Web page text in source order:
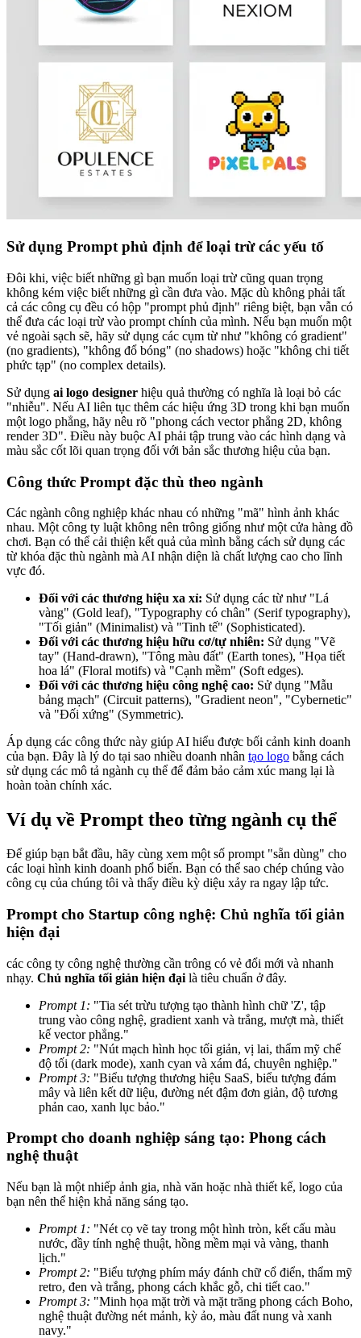
Sử dụng Prompt phủ định để loại trừ các yếu tố
Đôi khi, việc biết những gì bạn muốn loại trừ cũng quan trọng
không kém việc biết những gì cần đưa vào. Mặc dù không phải tất
cả các công cụ đều có hộp "prompt phủ định" riêng biệt, bạn vẫn có
thể đưa các loại trừ vào prompt chính của mình. Nếu bạn muốn một
vẻ ngoài sạch sẽ, hãy sử dụng các cụm từ như "không có gradient"
(no gradients), "không đổ bóng" (no shadows) hoặc "không chi tiết
phức tạp" (no complex details).
Sử dụng ai logo designer hiệu quả thường có nghĩa là loại bỏ các
"nhiễu". Nếu AI liên tục thêm các hiệu ứng 3D trong khi bạn muốn
một logo phẳng, hãy nêu rõ "phong cách vector phẳng 2D, không
render 3D". Điều này buộc AI phải tập trung vào các hình dạng và
màu sắc cốt lõi quan trọng đối với bản sắc thương hiệu của bạn.
Công thức Prompt đặc thù theo ngành
Các ngành công nghiệp khác nhau có những "mã" hình ảnh khác
nhau. Một công ty luật không nên trông giống như một cửa hàng đồ
chơi. Bạn có thể cải thiện kết quả của mình bằng cách sử dụng các
từ khóa đặc thù ngành mà AI nhận diện là chất lượng cao cho lĩnh
vực đó.
Đối với các thương hiệu xa xỉ: Sử dụng các từ như "Lá
vàng" (Gold leaf), "Typography có chân" (Serif typography),
"Tối giản" (Minimalist) và "Tinh tế" (Sophisticated).
Đối với các thương hiệu hữu cơ/tự nhiên: Sử dụng "Vẽ
tay" (Hand-drawn), "Tông màu đất" (Earth tones), "Họa tiết
hoa lá" (Floral motifs) và "Cạnh mềm" (Soft edges).
Đối với các thương hiệu công nghệ cao: Sử dụng "Mẫu
bảng mạch" (Circuit patterns), "Gradient neon", "Cybernetic"
và "Đối xứng" (Symmetric).
Áp dụng các công thức này giúp AI hiểu được bối cảnh kinh doanh
của bạn. Đây là lý do tại sao nhiều doanh nhân tạo logo bằng cách
sử dụng các mô tả ngành cụ thể để đảm bảo cảm xúc mang lại là
hoàn toàn chính xác.
Ví dụ về Prompt theo từng ngành cụ thể
Để giúp bạn bắt đầu, hãy cùng xem một số prompt "sẵn dùng" cho
các loại hình kinh doanh phổ biến. Bạn có thể sao chép chúng vào
công cụ của chúng tôi và thấy điều kỳ diệu xảy ra ngay lập tức.
Prompt cho Startup công nghệ: Chủ nghĩa tối giản
hiện đại
các công ty công nghệ thường cần trông có vẻ đổi mới và nhanh
nhạy. Chủ nghĩa tối giản hiện đại là tiêu chuẩn ở đây.
Prompt 1: "Tia sét trừu tượng tạo thành hình chữ 'Z', tập
trung vào công nghệ, gradient xanh và trắng, mượt mà, thiết
kế vector phẳng."
Prompt 2: "Nút mạch hình học tối giản, vị lai, thẩm mỹ chế
độ tối (dark mode), xanh cyan và xám đá, chuyên nghiệp."
Prompt 3: "Biểu tượng thương hiệu SaaS, biểu tượng đám
mây và liên kết dữ liệu, đường nét đậm đơn giản, độ tương
phản cao, xanh lục bảo."
Prompt cho doanh nghiệp sáng tạo: Phong cách
nghệ thuật
Nếu bạn là một nhiếp ảnh gia, nhà văn hoặc nhà thiết kế, logo của
bạn nên thể hiện khả năng sáng tạo.
Prompt 1: "Nét cọ vẽ tay trong một hình tròn, kết cấu màu
nước, đầy tính nghệ thuật, hồng mềm mại và vàng, thanh
lịch."
Prompt 2: "Biểu tượng phím máy đánh chữ cổ điển, thẩm mỹ
retro, đen và trắng, phong cách khắc gỗ, chi tiết cao."
Prompt 3: "Minh họa mặt trời và mặt trăng phong cách Boho,
nghệ thuật đường nét mảnh, kỳ ảo, màu đất nung và xanh
navy."